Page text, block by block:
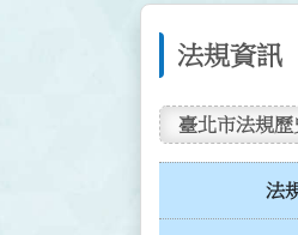
法規資訊
臺北市法規
法